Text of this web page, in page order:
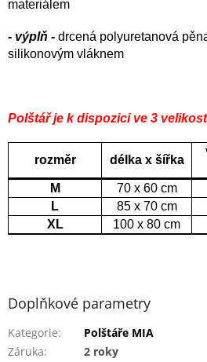
materiálem
- výplň - drcená polyuretanová
silikonovým vláknem
Polštář je k dispozici ve 3
rozměr délka x šířka
M
70 x 60 cm
L
85 x 70 cm
XL
100 x 80 cm
Doplňkové parametry
Kategorie:
Polštáře MIA
Záruka:
2 roky